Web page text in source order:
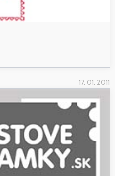
17. 01. 2011